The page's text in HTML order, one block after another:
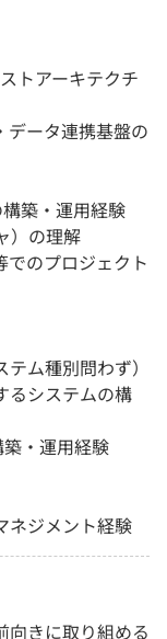
トアーキテクチ
データ連携基盤の
築・運用経験
）の理解
でのプロジェクト
ム種別問わず）
るシステムの構
・運用経験
ネジメント経験
向きに取り組める